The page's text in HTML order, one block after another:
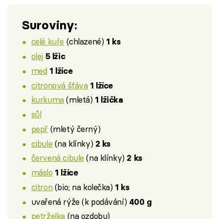
Suroviny:
celé kuře (chlazené) 1 ks
olej 5 lžic
med 1 lžíce
citronová šťáva 1 lžíce
kurkuma(mletá) 1 lžička
sůl
pepř (mletý černý)
cibule (na klínky) 2 ks
červená cibule (na klínky) 2 ks
máslo 1 lžíce
citron(bio; na kolečka) 1 ks
uvařená rýže (k podávání) 400 g
petrželka(na ozdobu)